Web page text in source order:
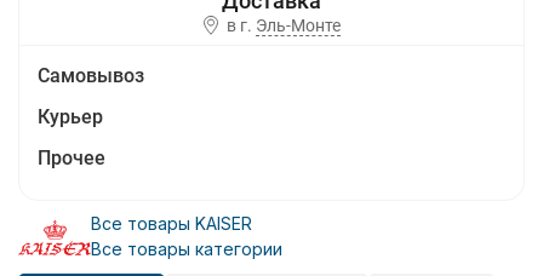
в г. Эль-Монте
Самовывоз
Курьер
Прочее
Все товары KAISER
Все товары категории